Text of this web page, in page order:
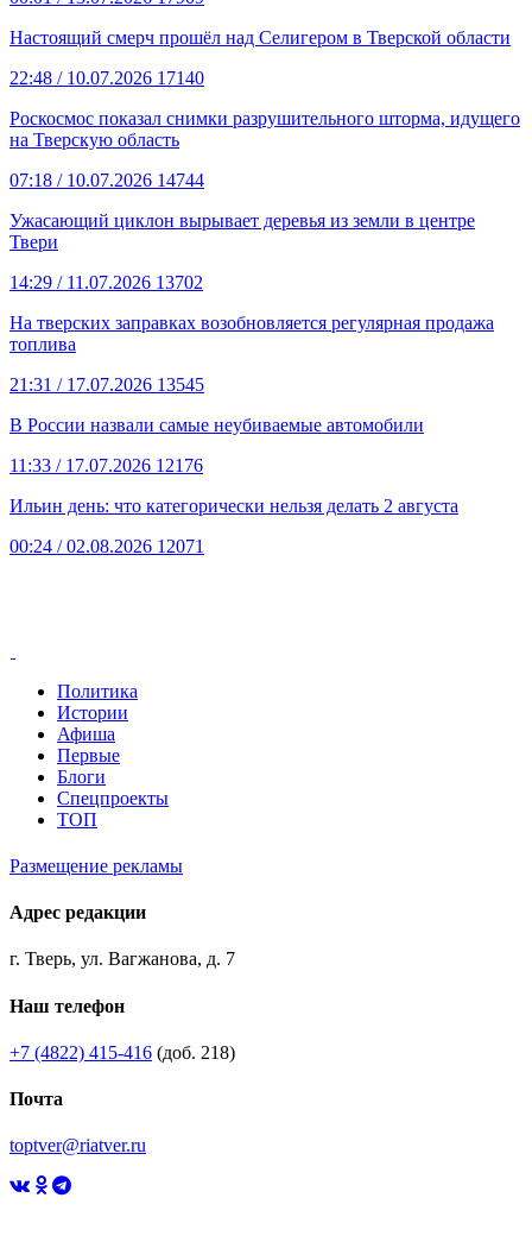
Настоящий смерч прошёл над Селигером в Тверской области
22:48 / 10.07.2026 17140
Роскосмос показал снимки разрушительного шторма, идущего
на Тверскую область
07:18 / 10.07.2026 14744
Ужасающий циклон вырывает деревья из земли в центре
Твери
14:29 / 11.07.2026 13702
На тверских заправках возобновляется регулярная продажа
топлива
21:31 / 17.07.2026 13545
В России назвали самые неубиваемые автомобили
11:33 / 17.07.2026 12176
Ильин день: что категорически нельзя делать 2 августа
00:24 / 02.08.2026 12071
Политика
Истории
Афиша
Первые
Блоги
Спецпроекты
ТОП
Размещение рекламы
Адрес редакции
г. Тверь, ул. Вагжанова, д. 7
Наш телефон
+7 (4822) 415-416 (доб. 218)
Почта
toptver@riatver.ru